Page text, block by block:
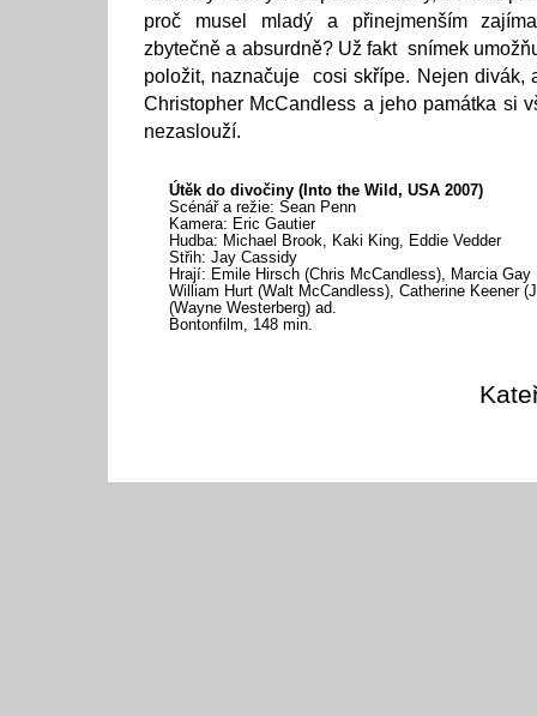
proč musel mladý a přinejmenším
zbytečně a absurdně? Už fakt snímek
položit, naznačuje cosi skřípe. Nejen divák,
Christopher McCandless a jeho památka si
nezaslouží.
Útěk do divočiny (Into the Wild, USA 2007)
Scénář a režie: Sean Penn
Kamera: Eric Gautier
Hudba: Michael Brook, Kaki King, Eddie Vedder
Střih: Jay Cassidy
Hrají: Emile Hirsch (Chris McCandless), Marcia
William Hurt (Walt McCandless), Catherine Keener
(Wayne Westerberg) ad.
Bontonfilm, 148 min.